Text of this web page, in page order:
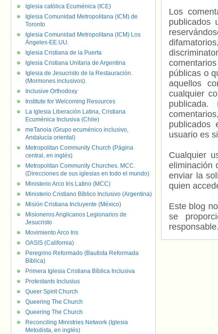
Los
publicados
públicas o
aquellos
cualquier
usuario es
Cualquier
eliminación
enviar la
quien
Este blog
se
Iglesia católica Ecuménica (ICE)
Iglesia Comunidad Metropolitana (ICM) de
Toronto
Iglesia Comunidad Metropolitana (ICM) Los
Ángeles-EE.UU.
Iglesia Cristiana de la Puerta
Iglesia Cristiana Unitaria de Argentina
Iglesia de Jesucristo de la Restauración.
(Mormones inclusivos).
Inclusive Orthodoxy
Institute for Welcoming Resources
La Iglesia Liberación Latina, Cristiana
Ecuménica Inclusiva (Chile)
meTanoia (Grupo ecuménico inclusivo,
Andalucía oriental)
Metropolitan Community Church (Página
central, en inglés)
Metropolitan Community Churches. MCC.
(Direcciones de sus iglesias en todo el mundo)
Ministerio Arco Iris Latino (MCC)
Ministerio Cristiano Bíblico Inclusivo (Argentina)
Misión Cristiana Incluyente (México)
Misioneros Anglicanos Legionarios de
Jesucristo
Movimiento Arco Iris
OASIS (California)
Peregrino Reformado (Bautista Reformada
Bíblica)
Primera Iglesia Cristiana Bíblica Inclusiva
Protestants Inclusius
Queer Spirit Church
Queering The Church
Queering The Church
Reconciling Ministries Network (Iglesia
Metodista, en inglés)